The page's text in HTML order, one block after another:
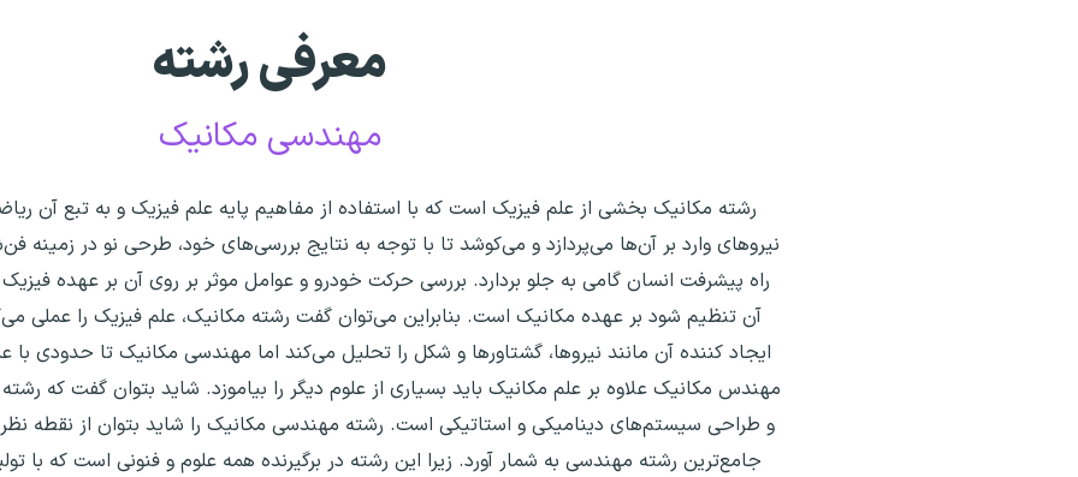
معرفی رشته
مهندسی مکانیک
رشته مکانیک بخشی از علم فیزیک است که با استفاده از مفاهیم پایه علم فیزیک و به تبع آن
نیروهای وارد بر آن‌ها می‌پردازد و می‌کوشد تا با توجه به نتایج بررسی‌های خود، طرحی نو در زمینه
راه پیشرفت انسان گامی به جلو بردارد. بررسی حرکت خودرو و عوامل موثر بر روی آن بر عهده
آن تنظیم شود بر عهده مکانیک است. بنابراین می‌توان گفت رشته مکانیک، علم فیزیک را عملی
ایجاد کننده آن مانند نیروها، گشتاورها و شکل را تحلیل می‌کند اما مهندسی مکانیک تا حدودی با
مهندس مکانیک علاوه بر علم مکانیک باید بسیاری از علوم دیگر را بیاموزد. شاید بتوان گفت که
و طراحی سیستم‌های دینامیکی و استاتیکی است. رشته مهندسی مکانیک را شاید بتوان از نقطه
جامع‌ترین رشته مهندسی به شمار آورد. زیرا این رشته در برگیرنده همه علوم و فنونی است که با